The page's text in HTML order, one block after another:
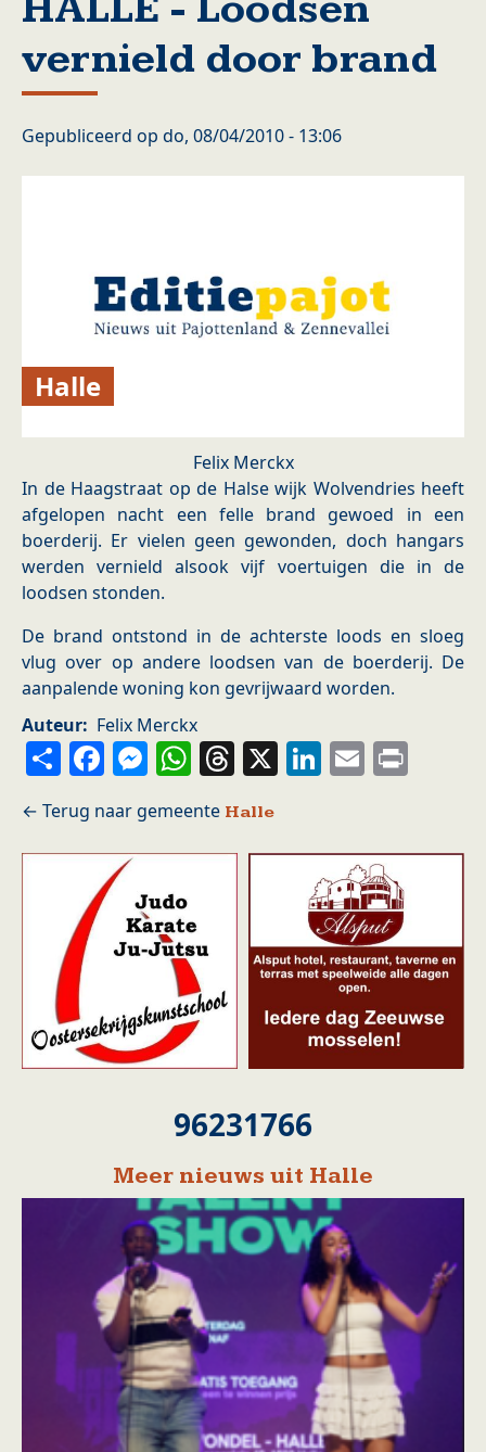
vernield door brand
Gepubliceerd op do, 08/04/2010 - 13:06
Halle
Felix Merckx
In de Haagstraat op de Halse wijk Wolvendries heeft
afgelopen nacht een felle brand gewoed in een
boerderij. Er vielen geen gewonden, doch hangars
werden vernield alsook vijf voertuigen die in de
loodsen stonden.
De brand ontstond in de achterste loods en sloeg
vlug over op andere loodsen van de boerderij. De
aanpalende woning kon gevrijwaard worden.
Auteur
Felix Merckx
ShareFacebook
Messenger
WhatsApp
Threads
X LinkedIn
Email
Halle
96231766
Meer nieuws uit Halle